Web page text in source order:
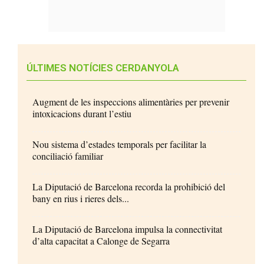
ÚLTIMES NOTÍCIES CERDANYOLA
Augment de les inspeccions alimentàries per prevenir
intoxicacions durant l’estiu
Nou sistema d’estades temporals per facilitar la
conciliació familiar
La Diputació de Barcelona recorda la prohibició del
bany en rius i rieres dels...
La Diputació de Barcelona impulsa la connectivitat
d’alta capacitat a Calonge de Segarra